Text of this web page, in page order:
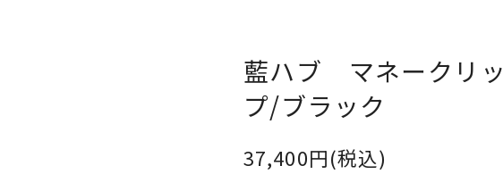
藍ハブ マネークリッ
プ/ブラック
37,400円(税込)